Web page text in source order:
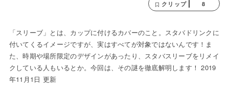
クリップ 8
「スリーブ」とは、カップに付けるカバーのこと。スタバドリンクに
付いてくるイメージですが、実はすべてが対象ではないんです！ま
た、時期や場所限定のデザインがあったり、スタバスリーブをリメイ
クしている人もいるとか。今回は、その謎を徹底解明します！ 2019
年11月1日 更新